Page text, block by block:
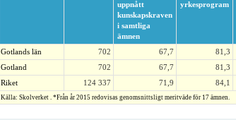
uppnått
kunskapskraven
i samtliga
ämnen
yrkesprogram
Gotlands län 702 67,7 81,3
Gotland
702 67,7 81,3
Riket
124 337 71,9 84,1
Källa: Skolverket . *Från år 2015 redovisas genomsnittsligt meritväde för 17 ämnen.